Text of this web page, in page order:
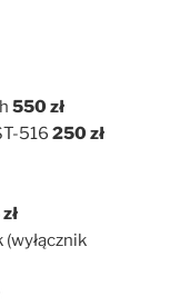
550 zł
516 250 zł